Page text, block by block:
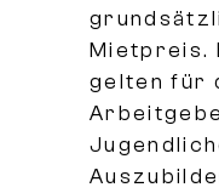
Mietpreis.
gelten für